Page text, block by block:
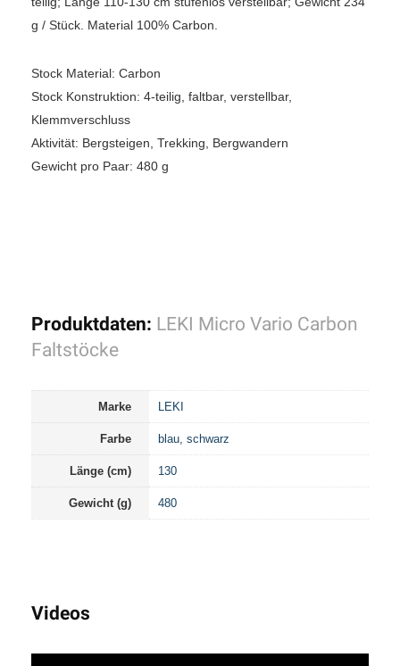
g / Stück. Material 100% Carbon.
Stock Material: Carbon
Stock Konstruktion: 4-teilig, faltbar, verstellbar,
Klemmverschluss
Aktivität: Bergsteigen, Trekking, Bergwandern
Gewicht pro Paar: 480 g
Produktdaten: LEKI Micro Vario Carbon
Faltstöcke
Marke LEKI
Farbe blau, schwarz
Länge (cm) 130
Gewicht (g) 480
Videos